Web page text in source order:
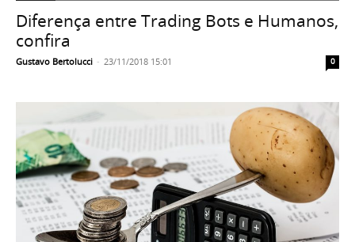
Diferença entre Trading Bots e Humanos,
confira
Gustavo Bertolucci - 23/11/2018 15:01 0